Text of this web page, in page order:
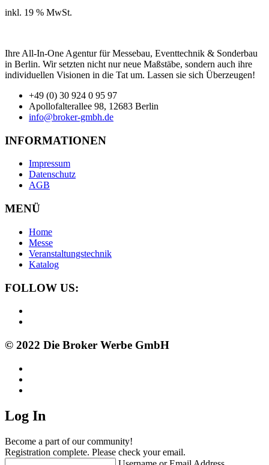
inkl. 19 % MwSt.
Ihre All-In-One Agentur für Messebau, Eventtechnik & Sonderbau
in Berlin. Wir setzten nicht nur neue Maßstäbe, sondern auch ihre
individuellen Visionen in die Tat um. Lassen sie sich Überzeugen!
+49 (0) 30 924 0 95 97
Apollofalterallee 98, 12683 Berlin
info@broker-gmbh.de
INFORMATIONEN
Impressum
Datenschutz
AGB
MENÜ
Home
Messe
Veranstaltungstechnik
Katalog
FOLLOW US:
© 2022 Die Broker Werbe GmbH
Log In
Become a part of our community!
Registration complete. Please check your email.